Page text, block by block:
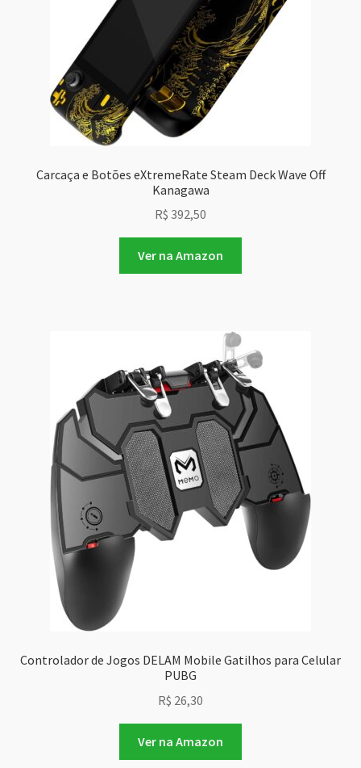
Carcaça e Botões eXtremeRate Steam Deck Wave Off
Kanagawa
R$ 392,50
Ver na Amazon
Controlador de Jogos DELAM Mobile Gatilhos para Celular
PUBG
R$ 26,30
Ver na Amazon